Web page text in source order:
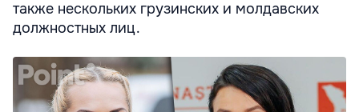
также нескольких грузинских и молдавских
должностных лиц.